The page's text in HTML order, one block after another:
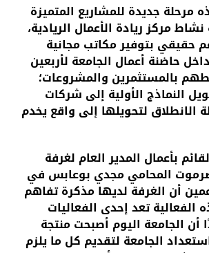
مرحلة جديدة للمشاريع المتميزة
مركز ريادة الأعمال الريادية،
حقيقي بتوفير مكاتب مجانية
حاضنة أعمال الجامعة لأربعين
بالمستثمرين والمشروعات؛
النماذج الأولية إلى شركات
الانطلاق لتحويلها إلى واقع يخدم
بأعمال المدير العام لغرفة
المحامي مجدي بوعابس في
أن الغرفة لديها مذكرة تفاهم
الفعالية تعد إحدى الفعاليات
أن الجامعة اليوم أصبحت منتجة
الجامعة لتقديم كل ما يلزم